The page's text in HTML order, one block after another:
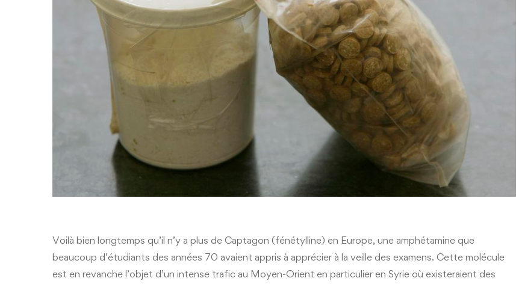
Voilà bien longtemps qu’il n’y a plus de Captagon (fénétylline) en Europe, une amphétamine que
beaucoup d’étudiants des années 70 avaient appris à apprécier à la veille des examens. Cette molécule
est en revanche l’objet d’un intense trafic au Moyen-Orient en particulier en Syrie où existeraient des